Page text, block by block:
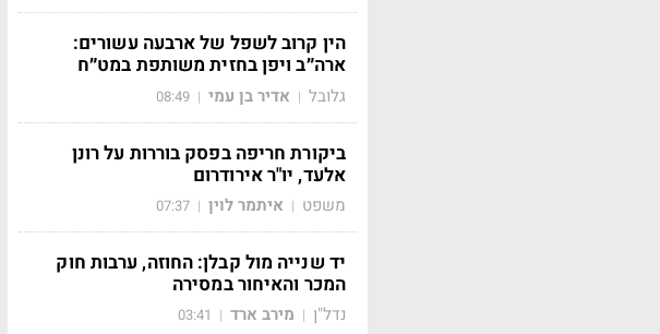
הין קרוב לשפל של ארבעה עשורים:
ארה״ב ויפן בחזית משותפת במט״ח
גלובל | אדיר בן עמי |
08:49
ביקורת חריפה בפסק בוררות על רונן
אלעד, יו"ר אירודרום
משפט | איתמר לוין |
07:37
יד שנייה מול קבלן: החוזה, ערבות חוק
המכר והאיחור במסירה
נדל"ן | מירב ארד |
03:41